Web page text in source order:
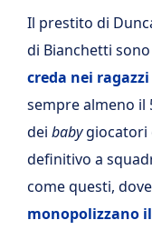
Il prestito di
di Bianchetti sono
creda nei
sempre almeno il
dei babygiocatori
definitivo a
come questi, dove
monopolizzano